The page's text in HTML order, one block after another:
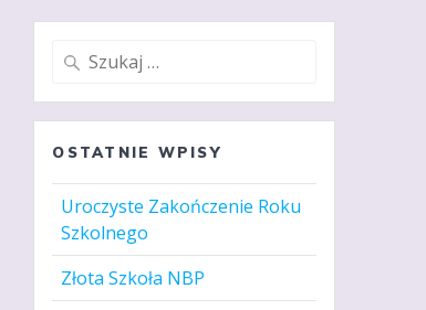
Szukaj:
OSTATNIE WPISY
Uroczyste Zakończenie Roku
Szkolnego
Złota Szkoła NBP